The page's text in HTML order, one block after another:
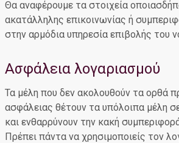
Θα αναφέρουμε τα στοιχεία
ακατάλληλης επικοινωνίας ή
στην αρμόδια υπηρεσία επιβολής του
Ασφάλεια λογαριασμού
Τα μέλη που δεν ακολουθούν τα ορθά
ασφάλειας θέτουν τα υπόλοιπα μέλη
και ενθαρρύνουν την κακή
Πρέπει πάντα να χρησιμοποιείς τον